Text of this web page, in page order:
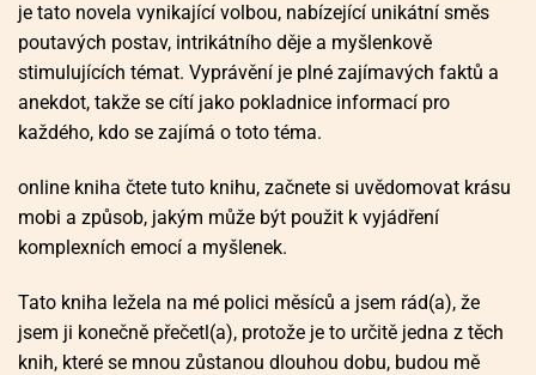
je tato novela vynikající volbou, nabízející unikátní směs
poutavých postav, intrikátního děje a myšlenkově
stimulujících témat. Vyprávění je plné zajímavých faktů a
anekdot, takže se cítí jako pokladnice informací pro
každého, kdo se zajímá o toto téma.
online kniha čtete tuto knihu, začnete si uvědomovat krásu
mobi a způsob, jakým může být použit k vyjádření
komplexních emocí a myšlenek.
Tato kniha ležela na mé polici měsíců a jsem rád(a), že
jsem ji konečně přečetl(a), protože je to určitě jedna z těch
knih, které se mnou zůstanou dlouhou dobu, budou mě